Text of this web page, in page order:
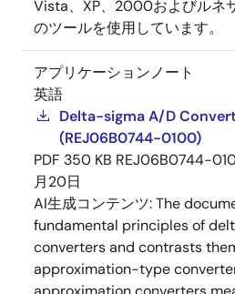
Vista、XP、2000およびルネ
のツールを使用しています。
アプリケーションノート
英語
Delta-sigma A/D
(REJ06B0744-0100)
PDF 350 KB REJ06B0744-
月20日
AI生成コンテンツ:The
fundamental principles of
converters and contrasts
approximation-type